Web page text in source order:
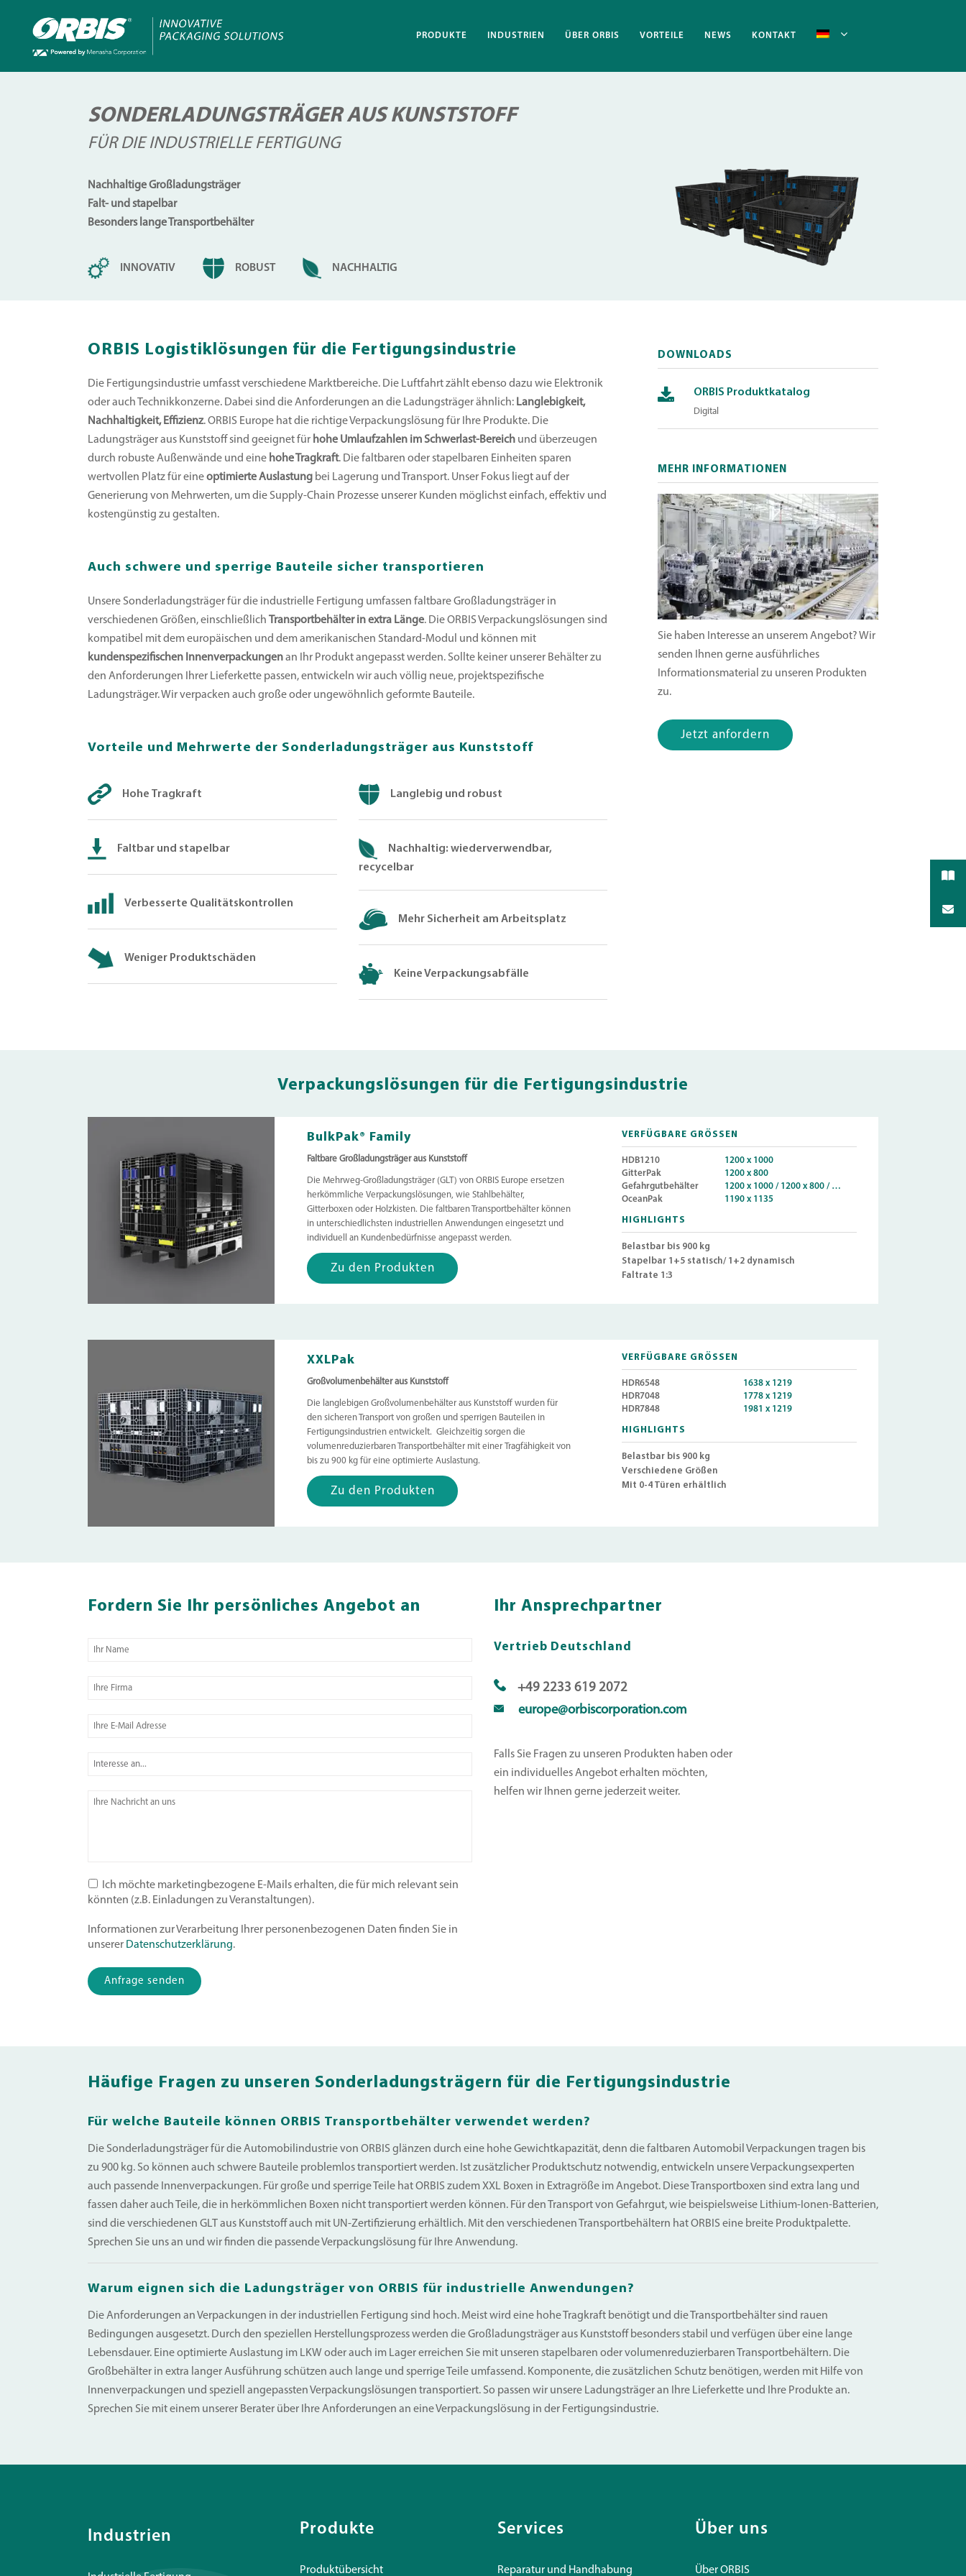
PRODUKTE INDUSTRIEN ÜBER ORBIS VORTEILE NEWS KONTAKT
SONDERLADUNGSTRÄGER AUS KUNSTSTOFF
FÜR DIE INDUSTRIELLE FERTIGUNG
Nachhaltige Großladungsträger
Falt- und stapelbar
Besonders lange Transportbehälter
INNOVATIV ROBUST NACHHALTIG
ORBIS Logistiklösungen für die Fertigungsindustrie
Die Fertigungsindustrie umfasst verschiedene Marktbereiche. Die Luftfahrt zählt ebenso dazu wie Elektronik
oder auch Technikkonzerne. Dabei sind die Anforderungen an die Ladungsträger ähnlich: Langlebigkeit,
Nachhaltigkeit, Effizienz. ORBIS Europe hat die richtige Verpackungslösung für Ihre Produkte. Die
Ladungsträger aus Kunststoff sind geeignet für hohe Umlaufzahlen im Schwerlast-Bereich und überzeugen
durch robuste Außenwände und eine hohe Tragkraft. Die faltbaren oder stapelbaren Einheiten sparen
wertvollen Platz für eineoptimierte Auslastung bei Lagerung und Transport. Unser Fokus liegt auf der
Generierung von Mehrwerten, um die Supply-Chain Prozesse unserer Kunden möglichst einfach, effektiv und
kostengünstig zu gestalten.
Auch schwere und sperrige Bauteile sicher transportieren
Unsere Sonderladungsträger für die industrielle Fertigung umfassen faltbare Großladungsträger in
verschiedenen Größen, einschließlich Transportbehälter in extra Länge. Die ORBIS Verpackungslösungen sind
kompatibel mit dem europäischen und dem amerikanischen Standard-Modul und können mit
kundenspezifischen Innenverpackungenan Ihr Produkt angepasst werden. Sollte keiner unserer Behälter zu
den Anforderungen Ihrer Lieferkette passen, entwickeln wir auch völlig neue, projektspezifische
Ladungsträger. Wir verpacken auch große oder ungewöhnlich geformte Bauteile.
Vorteile und Mehrwerte der Sonderladungsträger aus Kunststoff
Hohe Tragkraft
Faltbar und stapelbar
Verbesserte Qualitätskontrollen
Weniger Produktschäden
Langlebig und robust
Nachhaltig: wiederverwendbar,
recycelbar
Mehr Sicherheit am Arbeitsplatz
Keine Verpackungsabfälle
DOWNLOADS
ORBIS Produktkatalog
Digital
MEHR INFORMATIONEN
Sie haben Interesse an unserem Angebot? Wir
senden Ihnen gerne ausführliches
Informationsmaterial zu unseren Produkten
zu.
Jetzt anfordern
Verpackungslösungen für die Fertigungsindustrie
BulkPak® Family
Faltbare Großladungsträger aus Kunststoff
Die Mehrweg-Großladungsträger (GLT) von ORBIS Europe ersetzen
herkömmliche Verpackungslösungen, wie Stahlbehälter,
Gitterboxen oder Holzkisten. Die faltbaren Transportbehälter können
in unterschiedlichsten industriellen Anwendungen eingesetzt und
individuell an Kundenbedürfnisse angepasst werden.
Zu den Produkten
VERFÜGBARE GRÖSSEN
HDB1210
1200 x 1000
GitterPak
1200 x 800
Gefahrgutbehälter
1200 x 1000 / 1200 x 800 / …
OceanPak
1190 x 1135
HIGHLIGHTS
Belastbar bis 900 kg
Stapelbar 1+5 statisch/ 1+2 dynamisch
Faltrate 1:3
XXLPak
Großvolumenbehälter aus Kunststoff
Die langlebigen Großvolumenbehälter aus Kunststoff wurden für
den sicheren Transport von großen und sperrigen Bauteilen in
Fertigungsindustrien entwickelt. Gleichzeitig sorgen die
volumenreduzierbaren Transportbehälter mit einer Tragfähigkeit von
bis zu 900 kg für eine optimierte Auslastung.
Zu den Produkten
VERFÜGBARE GRÖSSEN
HDR6548
1638 x 1219
HDR7048
1778 x 1219
HDR7848
1981 x 1219
HIGHLIGHTS
Belastbar bis 900 kg
Verschiedene Größen
Mit 0-4 Türen erhältlich
Fordern Sie Ihr persönliches Angebot an
Ich möchte marketingbezogene E-Mails erhalten, die für mich relevant sein
könnten (z.B. Einladungen zu Veranstaltungen).
Informationen zur Verarbeitung Ihrer personenbezogenen Daten finden Sie in
unserer Datenschutzerklärung.
Bitte lasse dieses Feld leer.
Ihr Ansprechpartner
Vertrieb Deutschland
+49 2233 619 2072
europe@orbiscorporation.com
Falls Sie Fragen zu unseren Produkten haben oder
ein individuelles Angebot erhalten möchten,
helfen wir Ihnen gerne jederzeit weiter.
Häufige Fragen zu unseren Sonderladungsträgern für die Fertigungsindustrie
Für welche Bauteile können ORBIS Transportbehälter verwendet werden?
Die Sonderladungsträger für die Automobilindustrie von ORBIS glänzen durch eine hohe Gewichtkapazität, denn die faltbaren Automobil Verpackungen tragen bis
zu 900 kg. So können auch schwere Bauteile problemlos transportiert werden. Ist zusätzlicher Produktschutz notwendig, entwickeln unsere Verpackungsexperten
auch passende Innenverpackungen. Für große und sperrige Teile hat ORBIS zudem XXL Boxen in Extragröße im Angebot. Diese Transportboxen sind extra lang und
fassen daher auch Teile, die in herkömmlichen Boxen nicht transportiert werden können. Für den Transport von Gefahrgut, wie beispielsweise Lithium-Ionen-Batterien,
sind die verschiedenen GLT aus Kunststoff auch mit UN-Zertifizierung erhältlich. Mit den verschiedenen Transportbehältern hat ORBIS eine breite Produktpalette.
Sprechen Sie uns an und wir finden die passende Verpackungslösung für Ihre Anwendung.
Warum eignen sich die Ladungsträger von ORBIS für industrielle Anwendungen?
Die Anforderungen an Verpackungen in der industriellen Fertigung sind hoch. Meist wird eine hohe Tragkraft benötigt und die Transportbehälter sind rauen
Bedingungen ausgesetzt. Durch den speziellen Herstellungsprozess werden die Großladungsträger aus Kunststoff besonders stabil und verfügen über eine lange
Lebensdauer. Eine optimierte Auslastung im LKW oder auch im Lager erreichen Sie mit unseren stapelbaren oder volumenreduzierbaren Transportbehältern. Die
Großbehälter in extra langer Ausführung schützen auch lange und sperrige Teile umfassend. Komponente, die zusätzlichen Schutz benötigen, werden mit Hilfe von
Innenverpackungen und speziell angepassten Verpackungslösungen transportiert. So passen wir unsere Ladungsträger an Ihre Lieferkette und Ihre Produkte an.
Sprechen Sie mit einem unserer Berater über Ihre Anforderungen an eine Verpackungslösung in der Fertigungsindustrie.
Industrien Produkte
Produktübersicht
Services
Reparatur und Handhabung
Über uns
Über ORBIS